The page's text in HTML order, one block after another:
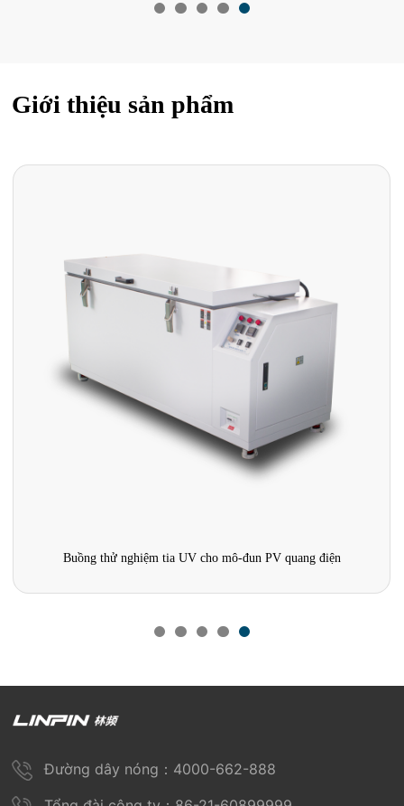
Giới thiệu sản phẩm
Buồng thử nghiệm tia UV cho mô-đun PV quang điện
Đường dây nóng：4000-662-888